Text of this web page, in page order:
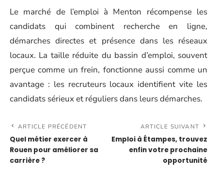
Le marché de l’emploi à Menton récompense les
candidats qui combinent recherche en ligne,
démarches directes et présence dans les réseaux
locaux. La taille réduite du bassin d’emploi, souvent
perçue comme un frein, fonctionne aussi comme un
avantage : les recruteurs locaux identifient vite les
candidats sérieux et réguliers dans leurs démarches.
ARTICLE PRÉCÉDENT
Quel métier exercer à
Rouen pour améliorer sa
carrière ?
ARTICLE SUIVANT
Emploi à Étampes, trouvez
enfin votre prochaine
opportunité